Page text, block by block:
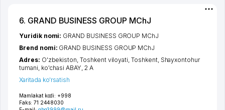
6. GRAND BUSINESS GROUP MChJ
Mamlakat kodi: +998
Faks: 71 2448030
Yuridik nomi: GRAND BUSINESS GROUP MChJ
Brend nomi: GRAND BUSINESS GROUP MChJ
Adres: O'zbekiston,Toshkent viloyati,Toshkent, Shayxontohur
tumani, ko'chasi ABAY, 2 А
Xaritada ko'rsatish